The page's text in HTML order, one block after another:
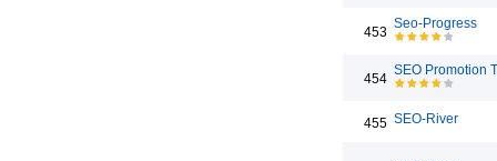
453
Seo-Progress
454
SEO Promotion
455 SEO-River